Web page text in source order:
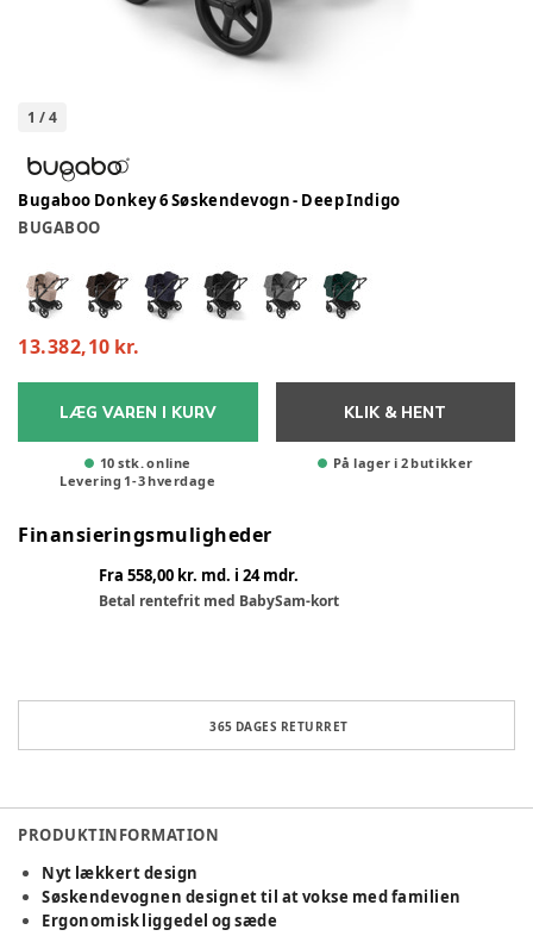
1 /4
Bugaboo Donkey 6 Søskendevogn - Deep Indigo
BUGABOO
13.382,10 kr.
LÆG VAREN I KURV
10 stk. online
Levering 1-3hverdage
KLIK & HENT
På lager i 2 butikker
Finansieringsmuligheder
Fra 558,00 kr. md. i 24 mdr.
Betal rentefrit med BabySam-kort
365 DAGES RETURRET
PRODUKTINFORMATION
Nyt lækkert design
Søskendevognen designet til at vokse med familien
Ergonomisk liggedel og sæde